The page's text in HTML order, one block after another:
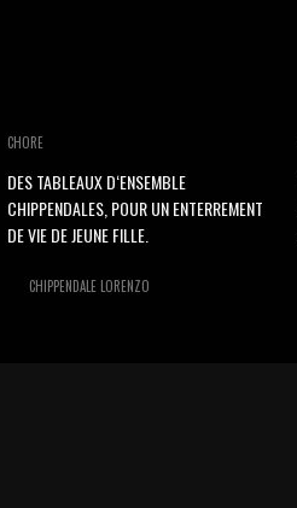
CHORE
DES TABLEAUX D‘ENSEMBLE
CHIPPENDALES, POUR UN ENTERREMENT
DE VIE DE JEUNE FILLE.
CHIPPENDALE LORENZO